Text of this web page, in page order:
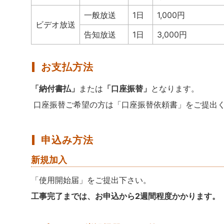
ビデオ放送
一般放送 1日 1,000円
告知放送
1日 3,000円
お支払方法
「納付書払」 または 「口座振替」 となります。
口座振替ご希望の方は「口座振替依頼書」をご提出く
申込み方法
新規加入
「使用開始届」をご提出下さい。
工事完了までは、お申込から2週間程度かかります。